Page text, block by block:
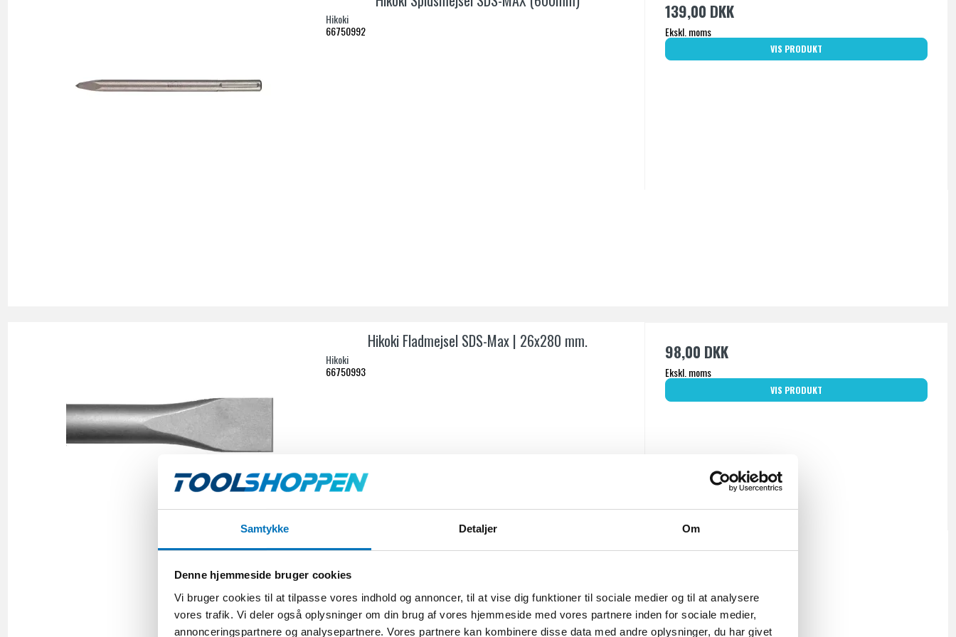
Samtykke Detaljer Om
Denne hjemmeside bruger cookies
Vi bruger cookies til at tilpasse vores indhold og annoncer, til at vise dig funktioner til sociale medier og til at analysere
vores trafik. Vi deler også oplysninger om din brug af vores hjemmeside med vores partnere inden for sociale medier,
annonceringspartnere og analysepartnere. Vores partnere kan kombinere disse data med andre oplysninger, du har givet
Hikoki
66750992
139,00 DKK
Ekskl. moms
VIS PRODUKT
Hikoki Fladmejsel SDS-Max | 26x280 mm.
Hikoki
66750993
98,00 DKK
Ekskl. moms
VIS PRODUKT